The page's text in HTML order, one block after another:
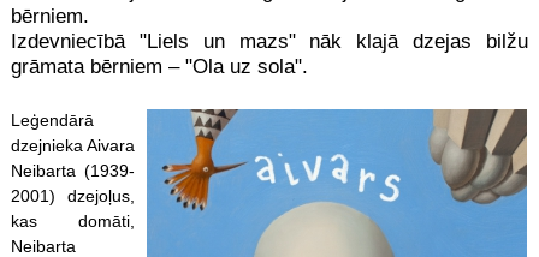
bērniem.
Izdevniecībā "Liels un mazs" nāk klajā dzejas bilžu
grāmata bērniem – "Ola uz sola".
Leģendārā
dzejnieka Aivara
Neibarta (1939-
2001) dzejoļus,
kas domāti,
Neibarta